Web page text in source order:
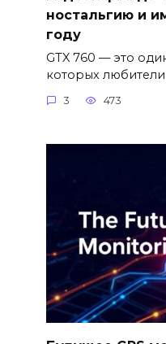
ностальгию и
году
GTX 760 — это
которых любители
3 473